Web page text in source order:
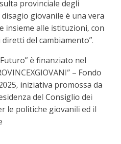
provinciale degli
giovanile è una vera
insieme alle istituzioni, con
del cambiamento”.
è finanziato nel
– Fondo
iniziativa promossa da
del Consiglio dei
le politiche giovanili ed il